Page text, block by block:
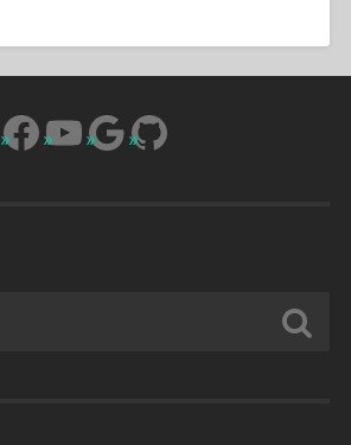
Facebook
YouTube
Google
GitHub